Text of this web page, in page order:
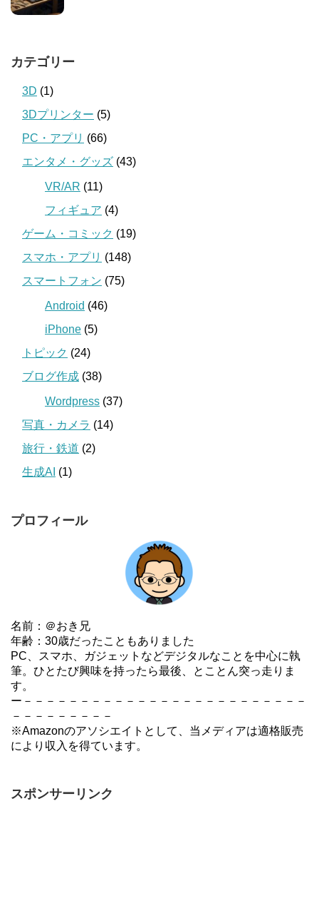
カテゴリー
3D (1)
3Dプリンター (5)
PC・アプリ (66)
エンタメ・グッズ (43)
VR/AR (11)
フィギュア (4)
ゲーム・コミック (19)
スマホ・アプリ (148)
スマートフォン (75)
Android (46)
iPhone (5)
トピック (24)
ブログ作成 (38)
Wordpress (37)
写真・カメラ (14)
旅行・鉄道 (2)
生成AI (1)
プロフィール
名前：＠おき兄
年齢：30歳だったこともありました
PC、スマホ、ガジェットなどデジタルなことを中心に執
筆。ひとたび興味を持ったら最後、とことん突っ走りま
す。
ー－－－－－－－－－－－－－－－－－－－－－－－－－
－－－－－－－－－
※Amazonのアソシエイトとして、当メディアは適格販売
により収入を得ています。
スポンサーリンク